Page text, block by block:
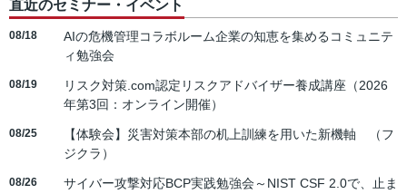
直近のセミナー・イベント
08/18
AIの危機管理コラボルーム企業の知恵を集めるコミュニテ
ィ勉強会
08/19
リスク対策.com認定リスクアドバイザー養成講座（2026
年第3回：オンライン開催）
08/25
【体験会】災害対策本部の机上訓練を用いた新機軸 （フ
ジクラ）
08/26
サイバー攻撃対応BCP実践勉強会～NIST CSF 2.0で、止ま